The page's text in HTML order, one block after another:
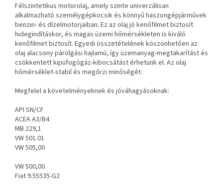
Félszintetikus motorolaj, amely szinte univerzálisan
alkalmazható személygépkocsik és könnyű haszongépjárművek
benzin- és dízelmotorjaiban. Ez az olaj jó kenőfilmet biztosít
hidegindításkor, és magas üzemi hőmérsékleten is kiváló
kenőfilmet biztosít. Egyedi összetételének köszönhetően az
olaj alacsony párolgási hajlamú, így üzemanyag-megtakarítást és
csökkentett kipufogógáz-kibocsátást érhetünk el. Az olaj
hőmérséklet-stabil és megőrzi minőségét.
Megfelel a követelményeknek és jóváhagyásoknak:
API SN/CF
ACEA A3/B4
MB 229,1
VW 501.01
VW 505,00
VW 500,00
Fiat 9.55535-G2